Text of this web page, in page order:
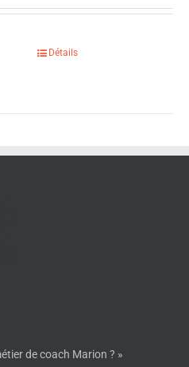
Détails
de coach Marion ? »